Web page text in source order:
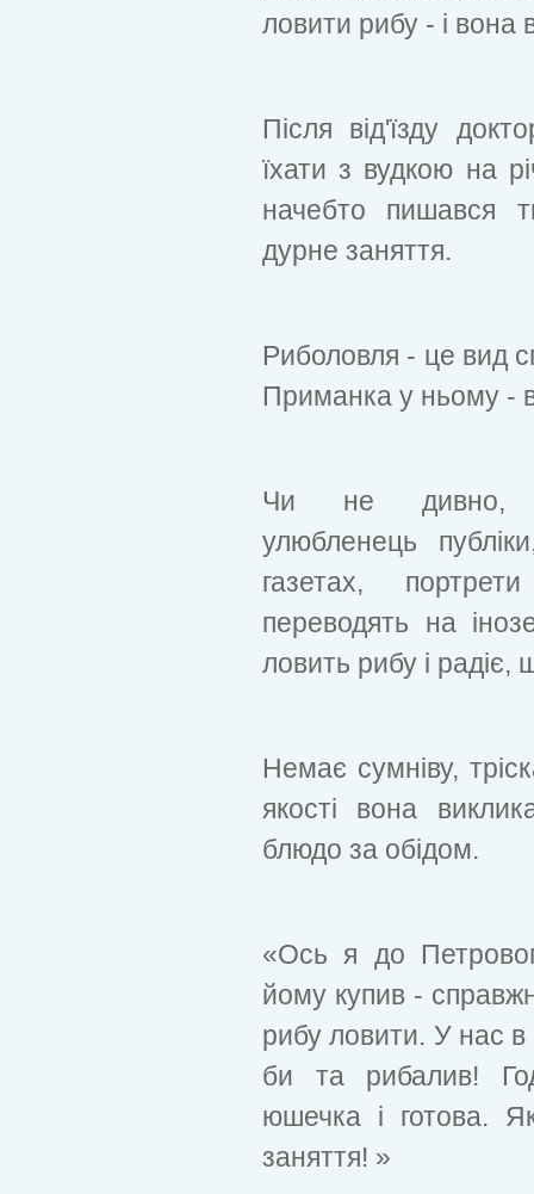
ловити рибу - і вона
Після від'їзду
їхати з вудкою на
начебто пишався
дурне заняття.
Риболовля - це вид
Приманка у ньому -
Чи не дивно,
улюбленець
газетах,
переводять на
ловить рибу і радіє,
Немає сумніву,
якості вона
блюдо за обідом.
«Ось я до
йому купив -
рибу ловити. У нас в
би та рибалив!
юшечка і готова.
заняття! »